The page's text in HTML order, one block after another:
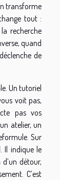
transforme
tout :
recherche
quand
de
Un tutoriel
voit pas,
pas vos
atelier, un
Sur
Il indique le
détour,
C’est